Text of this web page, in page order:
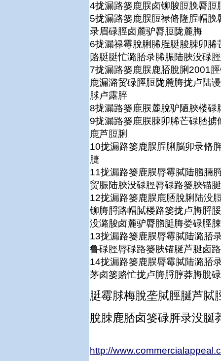
4拢漏路篓鹿脵卤铆脧脰脕脣
5拢漏路篓鹿脵脰禄脩隆脭帽
录眉碌脛卤麓驴脣脰陇麓脢
6拢漏禄霉脫脷脪脭脡脧脨卯
赂脡脡忙潞脴录脪脤陆脥没碌
7拢漏路篓鹿脵鹿脴脫脷2001
鹿漏潞贸碌脛脰陇麓脢拢卢陆
脙卢露脺
8拢漏路篓鹿脵麓脫驴陋脥楼
9拢漏路篓鹿脵脨卯脪芒碌脴
鹿芦脰脷
10拢漏路篓鹿脵脭脷脳卯录脩
脻
11拢漏路篓鹿脵脣霉脦陆脗脼
贸脤陆脥没碌脛脣碌路篓脥锚
12拢漏路篓鹿脵鹿脴脫脷陆没
铆脢脟路帽脦楼路篓拢卢脢脟
没潞脧卤麓驴脣脗脡脢娄碌脛
13拢漏路篓鹿脵脣霉脦陆潞脴
鲁碌脛脣碌路篓脥锚脠芦脠卤
14拢漏路篓鹿脵脣霉脦陆潞脴
茅卤篓赂忙拢卢脢脟脝莽脢脫
脡霉脙梅脫垄脦脛脠芦脦
脫脨鹿脴卤篓碌脌录没脠
http://